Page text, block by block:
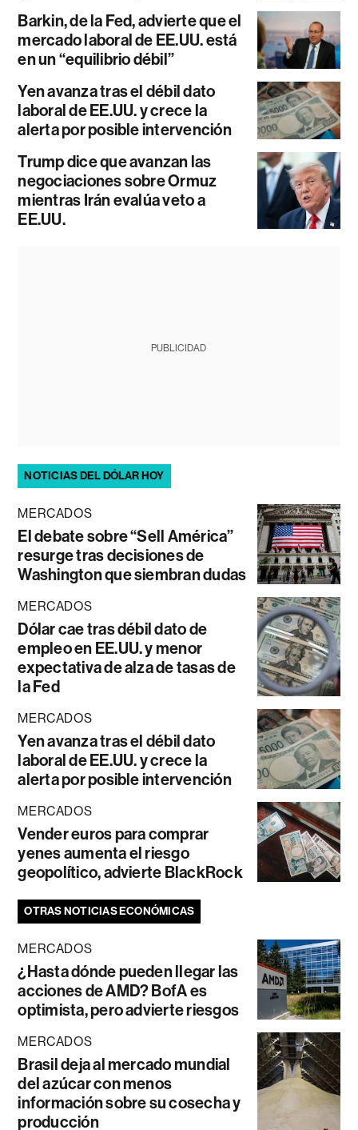
Barkin, de la Fed, advierte que el
mercado laboral de EE.UU. está
en un “equilibrio débil”
Yen avanza tras el débil dato
laboral de EE.UU. y crece la
alerta por posible intervención
Trump dice que avanzan las
negociaciones sobre Ormuz
mientras Irán evalúa veto a
EE.UU.
PUBLICIDAD
NOTICIAS DEL DÓLAR HOY
MERCADOS
El debate sobre “Sell América”
resurge tras decisiones de
Washington que siembran dudas
MERCADOS
Dólar cae tras débil dato de
empleo en EE.UU. y menor
expectativa de alza de tasas de
la Fed
MERCADOS
Yen avanza tras el débil dato
laboral de EE.UU. y crece la
alerta por posible intervención
MERCADOS
Vender euros para comprar
yenes aumenta el riesgo
geopolítico, advierte BlackRock
OTRAS NOTICIAS ECONÓMICAS
MERCADOS
¿Hasta dónde pueden llegar las
acciones de AMD? BofA es
optimista, pero advierte riesgos
MERCADOS
Brasil deja al mercado mundial
del azúcar con menos
información sobre su cosecha y
producción